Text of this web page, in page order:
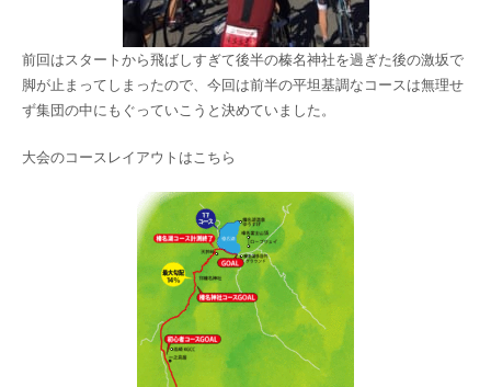
前回はスタートから飛ばしすぎて後半の榛名神社を過ぎた後の激坂で
脚が止まってしまったので、今回は前半の平坦基調なコースは無理せ
ず集団の中にもぐっていこうと決めていました。
大会のコースレイアウトはこちら